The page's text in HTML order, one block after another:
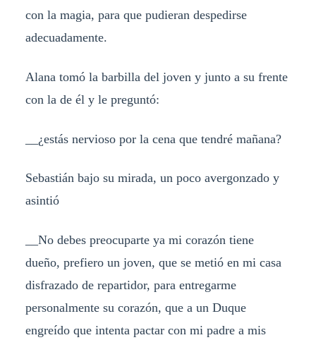
con la magia, para que pudieran despedirse
adecuadamente.
Alana tomó la barbilla del joven y junto a su frente
con la de él y le preguntó:
__¿estás nervioso por la cena que tendré mañana?
Sebastián bajo su mirada, un poco avergonzado y
asintió
__No debes preocuparte ya mi corazón tiene
dueño, prefiero un joven, que se metió en mi casa
disfrazado de repartidor, para entregarme
personalmente su corazón, que a un Duque
engreído que intenta pactar con mi padre a mis